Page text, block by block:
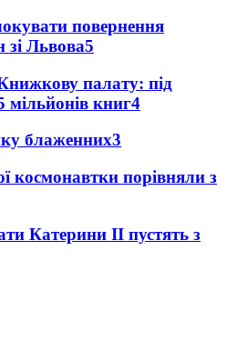
повернення
зі Львова5
палату: під
мільйонів книг4
блаженних3
космонавтки порівняли з
Катерини II пустять з